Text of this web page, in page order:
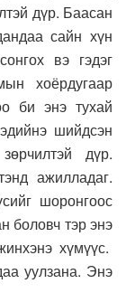
дүр. Баасан
сайн хүн
вэ гэдэг
хоёрдугаар
би энэ тухай
шийдсэн
дүр.
ажилладаг.
шоронгоос
боловч тэр энэ
хүмүүс.
уулзана. Энэ